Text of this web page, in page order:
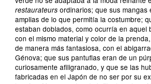
restaurateurs ordinarios; que sus mangas
amplias de lo que permitía la costumbre;
estaban doblados, como ocurría en aquel
con el mismo material y color de la
de manera más fantasiosa, con el
Génova; que sus pantuflas eran de un
curiosamente afiligranado, y que se las
fabricadas en el Japón de no ser por su